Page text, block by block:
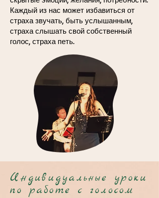
Каждый из нас может избавиться от
страха звучать, быть услышанным,
страха слышать свой собственный
голос, страха петь.
Индивидуальные уроки
по работе с голосом